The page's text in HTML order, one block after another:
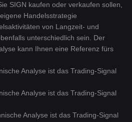
SIGN kaufen oder verkaufen sollen,
Handelsstrategie
von Langzeit- und
unterschiedlich sein. Der
kann Ihnen eine Referenz fürs
Analyse ist das Trading-Signal
Analyse ist das Trading-Signal
Analyse ist das Trading-Signal